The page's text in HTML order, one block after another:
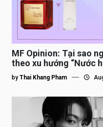
MF Opinion: Tại sao
theo xu hướng “Nước
by Thai Khang Pham